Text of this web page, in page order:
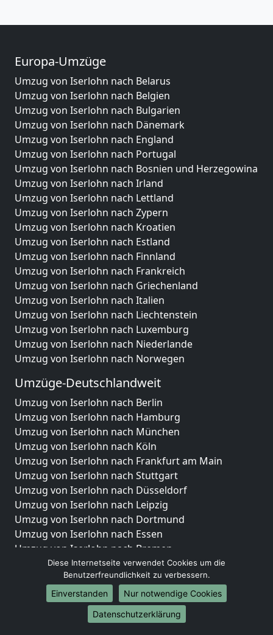
Europa-Umzüge
Umzug von Iserlohn nach Belarus
Umzug von Iserlohn nach Belgien
Umzug von Iserlohn nach Bulgarien
Umzug von Iserlohn nach Dänemark
Umzug von Iserlohn nach England
Umzug von Iserlohn nach Portugal
Umzug von Iserlohn nach Bosnien und Herzegowina
Umzug von Iserlohn nach Irland
Umzug von Iserlohn nach Lettland
Umzug von Iserlohn nach Zypern
Umzug von Iserlohn nach Kroatien
Umzug von Iserlohn nach Estland
Umzug von Iserlohn nach Finnland
Umzug von Iserlohn nach Frankreich
Umzug von Iserlohn nach Griechenland
Umzug von Iserlohn nach Italien
Umzug von Iserlohn nach Liechtenstein
Umzug von Iserlohn nach Luxemburg
Umzug von Iserlohn nach Niederlande
Umzug von Iserlohn nach Norwegen
Umzüge-Deutschlandweit
Umzug von Iserlohn nach Berlin
Umzug von Iserlohn nach Hamburg
Umzug von Iserlohn nach München
Umzug von Iserlohn nach Köln
Umzug von Iserlohn nach Frankfurt am Main
Umzug von Iserlohn nach Stuttgart
Umzug von Iserlohn nach Düsseldorf
Umzug von Iserlohn nach Leipzig
Umzug von Iserlohn nach Dortmund
Umzug von Iserlohn nach Essen
Umzug von Iserlohn nach Bremen
Umzug von Iserlohn nach Dresden
Umzug von Iserlohn nach Hannover
Umzug von Iserlohn nach Nürnberg
Umzug von Iserlohn nach Duisburg
Umzug von Iserlohn nach Bochum
Diese Internetseite verwendet Cookies um die
Benutzerfreundlichkeit zu verbessern.
Einverstanden
Nur notwendige Cookies
Datenschutzerklärung